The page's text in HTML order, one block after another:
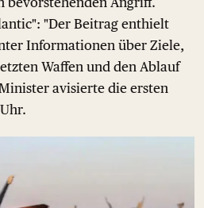
"Der Beitrag enthielt
Informationen über Ziele,
Waffen und den Ablauf
avisierte die ersten